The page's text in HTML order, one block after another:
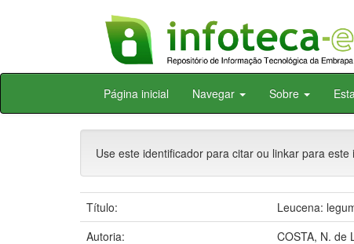
Skip
Página inicial Navegar Sobre
Use este identificador para citar ou linkar para este
Título:
Leucena:
Autoria:
COSTA, N. de